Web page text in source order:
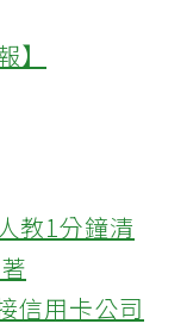
】
教1分鐘清
信用卡公司